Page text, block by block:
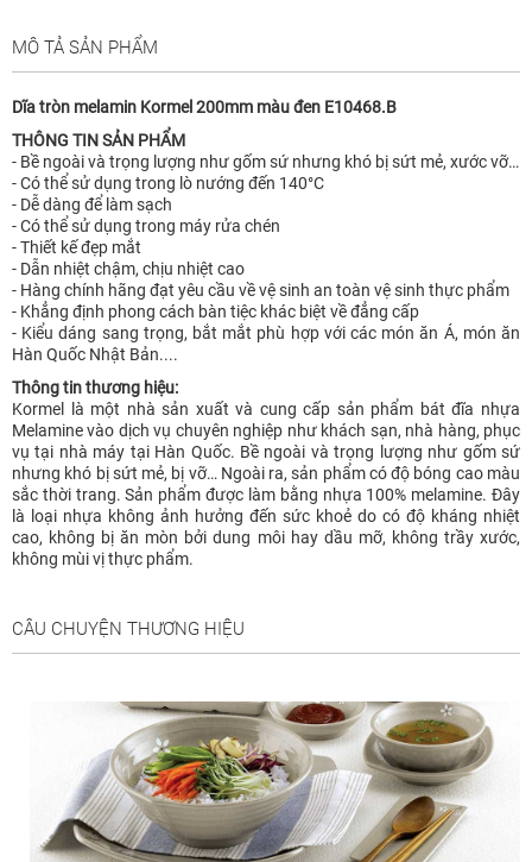
MÔ TẢ SẢN PHẨM
Dĩa tròn melamin Kormel 200mm màu đen E10468.B
THÔNG TIN SẢN PHẨM
- Bề ngoài và trọng lượng như gốm sứ nhưng khó bị sứt mẻ, xước vỡ…
- Có thể sử dụng trong lò nướng đến 140°C
- Dễ dàng để làm sạch
- Có thể sử dụng trong máy rửa chén
- Thiết kế đẹp mắt
- Dẫn nhiệt chậm, chịu nhiệt cao
- Hàng chính hãng đạt yêu cầu về vệ sinh an toàn vệ sinh thực phẩm
- Khẳng định phong cách bàn tiệc khác biệt về đẳng cấp
- Kiểu dáng sang trọng, bắt mắt phù hợp với các món ăn Á, món ăn
Hàn Quốc Nhật Bản....
Thông tin thương hiệu:
Kormel là một nhà sản xuất và cung cấp sản phẩm bát đĩa nhựa
Melamine vào dịch vụ chuyên nghiệp như khách sạn, nhà hàng, phục
vụ tại nhà máy tại Hàn Quốc. Bề ngoài và trọng lượng như gốm sứ
nhưng khó bị sứt mẻ, bị vỡ… Ngoài ra, sản phẩm có độ bóng cao màu
sắc thời trang. Sản phẩm được làm bằng nhựa 100% melamine. Đây
là loại nhựa không ảnh hưởng đến sức khoẻ do có độ kháng nhiệt
cao, không bị ăn mòn bởi dung môi hay dầu mỡ, không trầy xước,
không mùi vị thực phẩm.
CÂU CHUYỆN THƯƠNG HIỆU